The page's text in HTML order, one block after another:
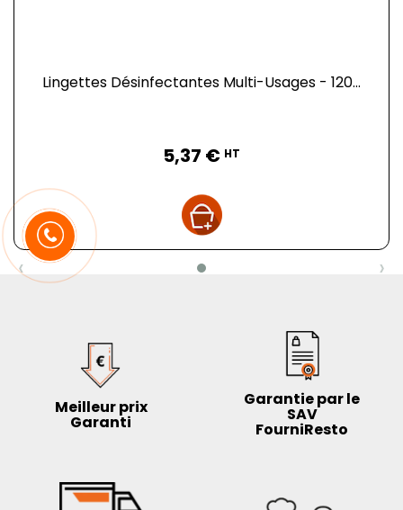
Lingettes Désinfectantes Multi-Usages - 120...
5,37 € HT
‹ ›
Meilleur prix
Garanti
Garantie par le
SAV
FourniResto